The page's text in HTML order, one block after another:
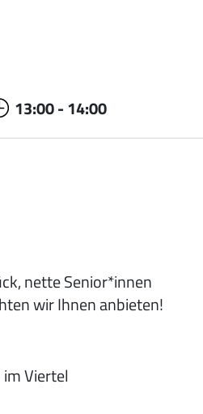
13:00-14:00
nette Senior*innen
wir Ihnen anbieten!
Viertel